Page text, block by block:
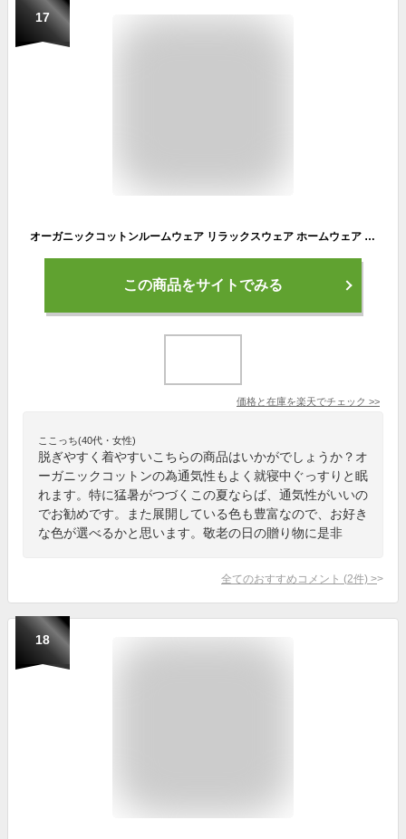
17
オーガニックコットンルームウェア リラックスウェア ホームウェア 部屋着 寝間着 パジャマ 五分袖 フリー(M〜L) LL 3L 綿100% 春夏 婦人服 日本製 シニア ミセス ハイミセス 60代 70代 80代 90代 高齢者 おばあちゃん 服 贈り物 プレゼント ギフト
この商品をサイトでみる
価格と在庫を楽天でチェック >>
ここっち(40代・女性)
脱ぎやすく着やすいこちらの商品はいかがでしょうか？オ
ーガニックコットンの為通気性もよく就寝中ぐっすりと眠
れます。特に猛暑がつづくこの夏ならば、通気性がいいの
でお勧めです。また展開している色も豊富なので、お好き
な色が選べるかと思います。敬老の日の贈り物に是非
全てのおすすめコメント (2件) >
18